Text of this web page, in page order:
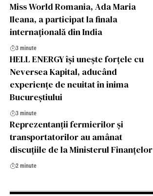
Miss World Romania, Ada Maria
Ileana, a participat la finala
internațională din India
3 minute
HELL ENERGY își unește forțele cu
Neversea Kapital, aducând
experiențe de neuitat în inima
Bucureștiului
3 minute
Reprezentanții fermierilor şi
transportatorilor au amânat
discuțiile de la Ministerul Finanțelor
2 minute